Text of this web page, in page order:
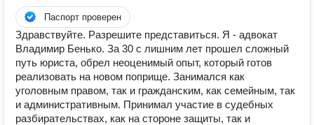
Паспорт проверен
Здравствуйте. Разрешите представиться. Я - адвокат
Владимир Бенько. За 30 с лишним лет прошел сложный
путь юриста, обрел неоценимый опыт, который готов
реализовать на новом поприще. Занимался как
уголовным правом, так и гражданским, как семейным, так
и административным. Принимал участие в судебных
разбирательствах, как на стороне защиты, так и